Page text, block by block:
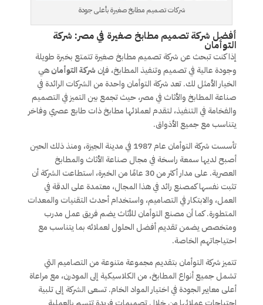
شركات تصميم مطابخ صغيرة بأعلى جودة
أفضل شركة تصميم مطابخ صغيرة في مصر: شركة
التوأمان
إذا كنت تبحث عن شركة تصميم مطابخ صغيرة تتمتع بخبرة طويلة
وجودة عالية في تصميم وتنفيذ المطابخ، فإن شركة التوأمانهي
الخيار الأمثل لك. تعد شركة التوأمان واحدة من الشركات الرائدة في
صناعة المطابخ والأثاث في مصر، حيث تجمع بين التميز في التصميم
والفخامة في التنفيذ، لتقدم لعملائها مطابخ ذات طابع عصري وفاخر
يتناسب مع جميع الأذواق.
تأسست شركة التوأمان عام 1987 في مدينة الجيزة، ومنذ ذلك الحين
أصبح لديها سمعة راسخة في مجال صناعة الأثاث والمطابخ
العصرية. على مدار أكثر من 30 عامًا من الخبرة، استطاعت الشركة أن
تثبت نفسها كمصنع رائد في هذا المجال، معتمدة على الدقة في
العمل، والابتكار في التصاميم، واستخدام أحدث التقنيات والمعدات
المتطورة. كما أن مصنع التوأمان للأثاث يضم فريق عمل مدرب
ومتخصص يضمن تقديم أفضل الحلول لعملائه بما يتناسب مع
احتياجاتهم الخاصة.
تتميز شركة التوأمان بتقديم مجموعة متنوعة من التصاميم التي
تشمل جميع أنواع المطابخ، من الكلاسيكية إلى المودرن، مع مراعاة
أعلى معايير الجودة في اختيار المواد الخام. تسعى الشركة إلى تلبية